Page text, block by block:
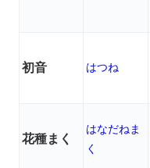
初音 はつね
花種まく
はなだねま
く